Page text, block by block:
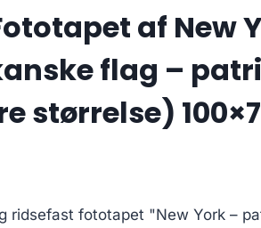
af New
flag –
størrelse)
ridsefast fototapet "New York –